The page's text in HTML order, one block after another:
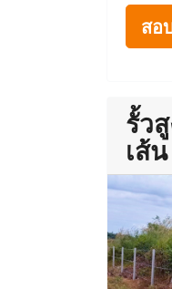
สอ
รั้ว
เส้น